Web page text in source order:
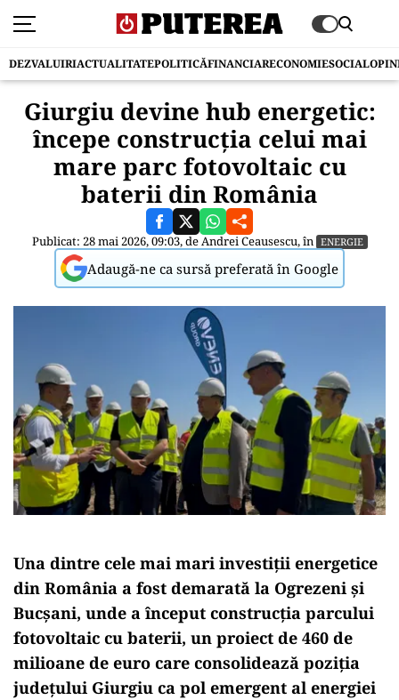
DEZVALUIRIACTUALITATEPOLITICĂFINANCIARECONOMIESOCIAL
Giurgiu devine hub energetic:
începe construcția celui mai
mare parc fotovoltaic cu
baterii din România
Publicat: 28 mai 2026, 09:03, deAndrei Ceausescu, în ENERGIE
Adaugă-ne ca sursă preferată în Google
Una dintre cele mai mari investiții energetice
din România a fost demarată la Ogrezeni și
Bucșani, unde a început construcția parcului
fotovoltaic cu baterii, un proiect de 460 de
milioane de euro care consolidează poziția
județului Giurgiu ca pol emergent al energiei